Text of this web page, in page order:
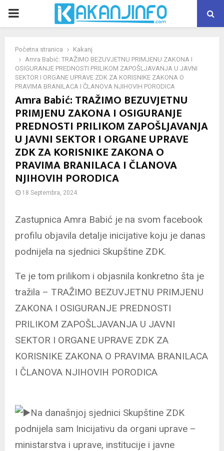
PRIMARY
Početna stranica
Kakanj
Amra Babić: TRAŽIMO BEZUVJETNU PRIMJENU ZAKONA I
OSIGURANJE PREDNOSTI PRILIKOM ZAPOŠLJAVANJA U JAVNI
SEKTOR I ORGANE UPRAVE ZDK ZA KORISNIKE ZAKONA O
PRAVIMA BRANILACA I ČLANOVA NJIHOVIH PORODICA
Amra Babić: TRAŽIMO BEZUVJETNU
PRIMJENU ZAKONA I OSIGURANJE
PREDNOSTI PRILIKOM ZAPOŠLJAVANJA
U JAVNI SEKTOR I ORGANE UPRAVE
ZDK ZA KORISNIKE ZAKONA O
PRAVIMA BRANILACA I ČLANOVA
NJIHOVIH PORODICA
18 Septembra, 2024
Zastupnica Amra Babić je na svom facebook
profilu objavila detalje inicijative koju je danas
podnijela na sjednici Skupštine ZDK.
Te je tom prilikom i objasnila konkretno šta je
tražila – TRAŽIMO BEZUVJETNU PRIMJENU
ZAKONA I OSIGURANJE PREDNOSTI
PRILIKOM ZAPOŠLJAVANJA U JAVNI
SEKTOR I ORGANE UPRAVE ZDK ZA
KORISNIKE ZAKONA O PRAVIMA BRANILACA
I ČLANOVA NJIHOVIH PORODICA
Na današnjoj sjednici Skupštine ZDK
podnijela sam Inicijativu da organi uprave –
ministarstva i uprave, institucije i javne